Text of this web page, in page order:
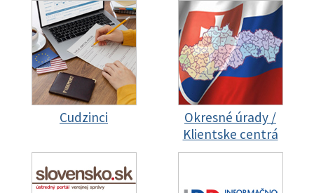
Cudzinci
Okresné úrady /
Klientske centrá